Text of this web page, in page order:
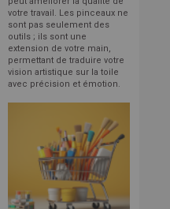
votre travail. Les pinceaux ne
sont pas seulement des
outils ; ils sont une
extension de votre main,
permettant de traduire votre
vision artistique sur la toile
avec précision et émotion.